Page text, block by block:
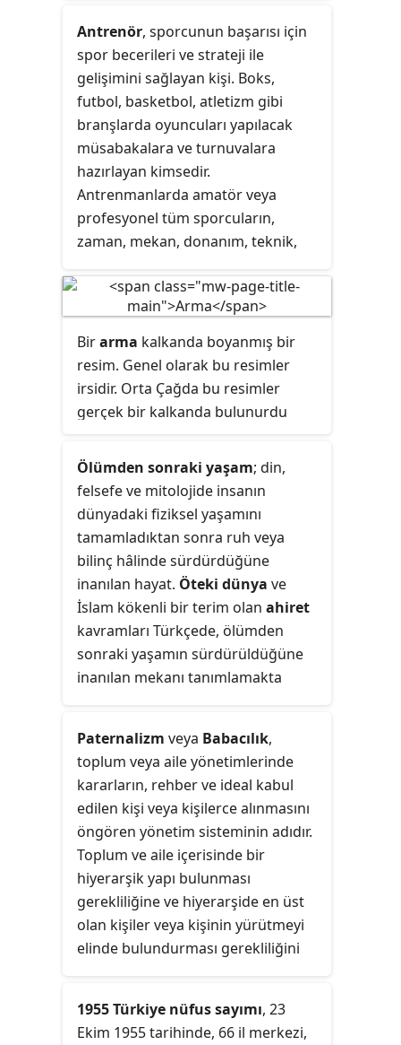
Eyaleti'nin kaldırılmasıyla
kurulmuştur. İdari merkezi Trabzon
olan vilayet, Alaçam'dan Çürüksu'ya
kadar Karadeniz kıyı şeridi boyunca
uzanıyordu. Dört
sancaktan
oluşuyordu ve Gümüşhane sancağı
dışındaki üç sancağın Karadeniz'e
kıyısı bulunuyordu.
Antrenör, sporcunun başarısı için
spor becerileri ve strateji ile
gelişimini sağlayan kişi. Boks,
futbol, basketbol, atletizm gibi
branşlarda oyuncuları yapılacak
müsabakalara ve turnuvalara
hazırlayan kimsedir.
Antrenmanlarda amatör veya
profesyonel tüm sporcuların,
zaman, mekan, donanım, teknik,
önüne alarak yeterli düzeye
çıkarmakla yükümlüdür.
Birarma kalkanda boyanmış bir
resim. Genel olarak bu resimler
irsidir. Orta Çağda bu resimler
gerçek bir kalkanda bulunurdu
armalar kâğıtta belirtmiş ya da
boyanmıştır.
Ölümden sonraki yaşam; din,
felsefe ve mitolojide insanın
dünyadaki fiziksel yaşamını
tamamladıktan sonra ruh veya
bilinç hâlinde sürdürdüğüne
inanılan hayat. Öteki dünya ve
İslam kökenli bir terim olan ahiret
kavramları Türkçede, ölümden
sonraki yaşamın sürdürüldüğüne
inanılan mekanı tanımlamakta
Paternalizm veya Babacılık,
toplum veya aile yönetimlerinde
kararların, rehber ve ideal kabul
edilen kişi veya kişilerce alınmasını
öngören yönetim sisteminin adıdır.
Toplum ve aile içerisinde bir
hiyerarşik yapı bulunması
gerekliliğine ve hiyerarşide en üst
olan kişiler veya kişinin yürütmeyi
elinde bulundurması gerekliliğini
1955 Türkiye nüfus sayımı, 23
Ekim 1955 tarihinde, 66 il merkezi,